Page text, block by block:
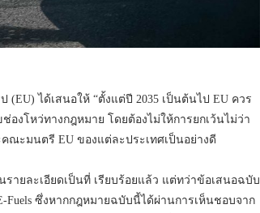
ได้เสนอให้ “ตั้งแต่ปี 2035 เป็นต้นไป EU ควร
งโหว่ทางกฎหมาย โดยต้องไม่ให้การยกเว้นไม่ว่า
ณะมนตรี EU ของแต่ละประเทศเป็นอย่างดี
ายละเอียดเป็นที่ เรียบร้อยแล้ว แต่ทว่าข้อเสนอฉบับ
Fuels ซึ่งหากกฎหมายฉบับนี้ได้ผ่านการเห็นชอบจาก